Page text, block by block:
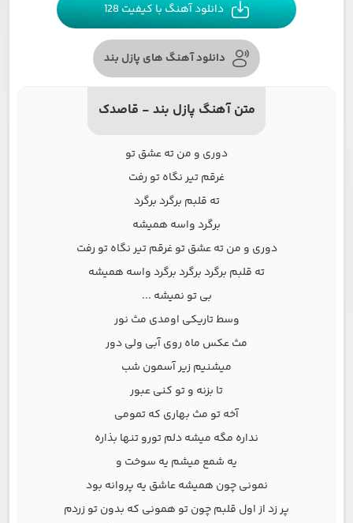
دانلود آهنگ با کیفیت 128
دانلود آهنگ های پازل بند
متن آهنگ پازل بند - قاصدک
دوری و من ته عشق تو
غرقم تیر نگاه تو رفت
ته قلبم برگرد برگرد
برگرد واسه همیشه
دوری و من ته عشق تو غرقم تیر نگاه تو رفت
ته قلبم برگرد برگرد برگرد واسه همیشه
بی تو نمیشه ...
وسط تاریکی اومدی مث نور
مث عکس ماه روی آبی ولی دور
میشنیم زیر آسمون شب
تا بزنه و تو کنی عبور
آخه تو مث بهاری که تمومی
نداره مگه میشه دلم تورو تنها بذاره
یه شمع میشم یه سوخت و
نمونی چون همیشه عاشق یه پروانه بود
پر زد از اول قلبم چون تو همونی که بدون تو زردم